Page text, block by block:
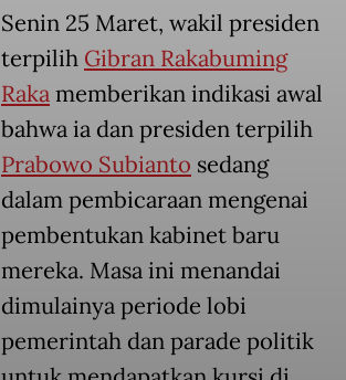
Senin 25 Maret, wakil presiden
terpilih Gibran Rakabuming
Rakamemberikan indikasi awal
bahwa ia dan presiden terpilih
Prabowo Subianto sedang
dalam pembicaraan mengenai
pembentukan kabinet baru
mereka. Masa ini menandai
dimulainya periode lobi
pemerintah dan parade politik